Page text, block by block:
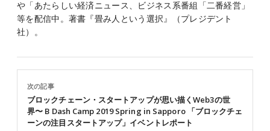
や「あたらしい経済ニュース、ビジネス系番組「二番経営」
等を配信中。著書『畳み人という選択』（プレジデント
社）。
次の記事
ブロックチェーン・スタートアップが思い描くWeb3の世
界〜 B Dash Camp 2019 Spring in Sapporo 「ブロックチェ
ーンの注目スタートアップ」イベントレポート